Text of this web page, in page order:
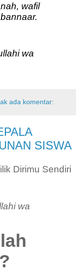
wafil
wa
ada komentar:
SISWA
Dirimu Sendiri
wa